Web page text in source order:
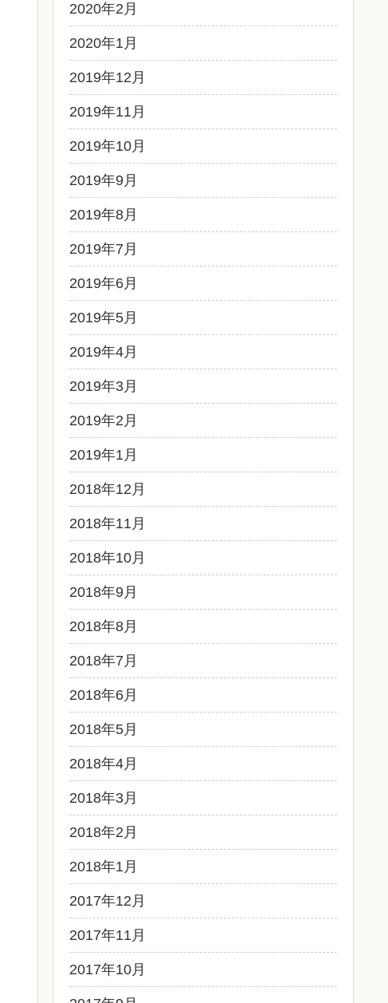
2020年2月
2020年1月
2019年12月
2019年11月
2019年10月
2019年9月
2019年8月
2019年7月
2019年6月
2019年5月
2019年4月
2019年3月
2019年2月
2019年1月
2018年12月
2018年11月
2018年10月
2018年9月
2018年8月
2018年7月
2018年6月
2018年5月
2018年4月
2018年3月
2018年2月
2018年1月
2017年12月
2017年11月
2017年10月